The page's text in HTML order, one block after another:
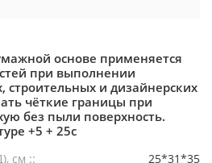
основе применяется
при выполнении
и дизайнерских
чёткие границы при
без пыли поверхность.
+5 + 25c
см :: 25*31*35